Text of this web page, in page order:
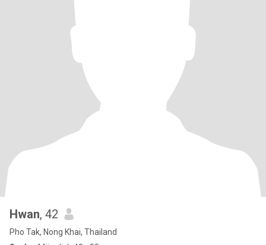
Hwan, 42
Pho Tak, Nong Khai, Thailand